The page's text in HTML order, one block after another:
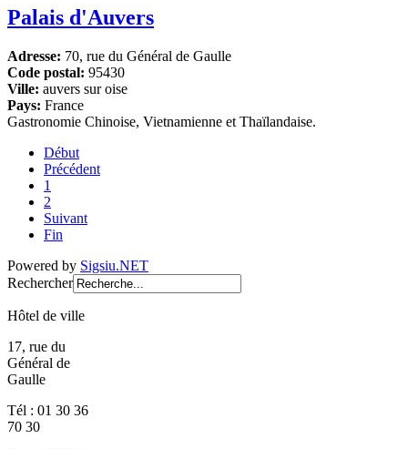
Palais d'Auvers
Adresse: 70, rue du Général de Gaulle
Code postal: 95430
Ville: auvers sur oise
Pays: France
Gastronomie Chinoise, Vietnamienne et Thaïlandaise.
Début
Précédent
1
2
Suivant
Fin
Powered by Sigsiu.NET
Rechercher
Hôtel de ville
17, rue du
Général de
Gaulle
Tél : 01 30 36
70 30